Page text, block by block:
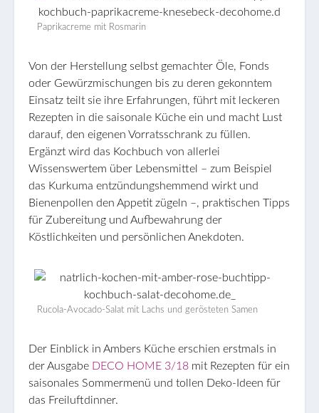
Paprikacreme mit Rosmarin
Von der Herstellung selbst gemachter Öle, Fonds
oder Gewürzmischungen bis zu deren gekonntem
Einsatz teilt sie ihre Erfahrungen, führt mit leckeren
Rezepten in die saisonale Küche ein und macht Lust
darauf, den eigenen Vorratsschrank zu füllen.
Ergänzt wird das Kochbuch von allerlei
Wissenswertem über Lebensmittel – zum Beispiel
das Kurkuma entzündungshemmend wirkt und
Bienenpollen den Appetit zügeln –, praktischen Tipps
für Zubereitung und Aufbewahrung der
Köstlichkeiten und persönlichen Anekdoten.
Rucola-Avocado-Salat mit Lachs und gerösteten Samen
Der Einblick in Ambers Küche erschien erstmals in
der Ausgabe DECO HOME 3/18 mit Rezepten für ein
saisonales Sommermenü und tollen Deko-Ideen für
das Freiluftdinner.